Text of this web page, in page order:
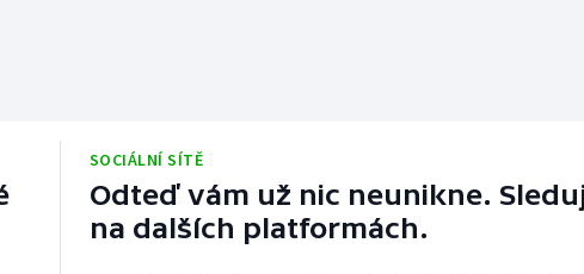
SOCIÁLNÍ SÍTĚ
Odteď vám už nic neunikne.
na dalších platformách.